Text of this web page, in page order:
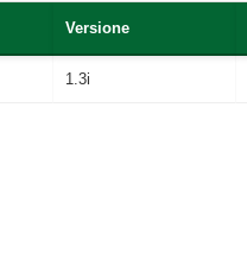
Versione
1.3i